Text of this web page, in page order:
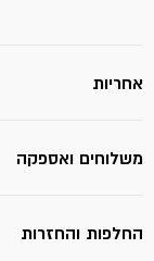
אחריות
משלוחים ואספקה
החלפות והחזרות